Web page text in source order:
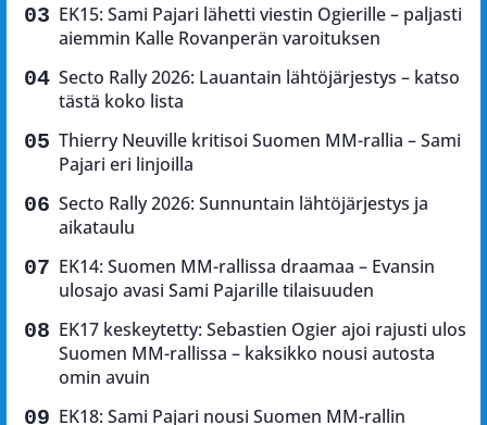
EK15: Sami Pajari lähetti viestin Ogierille – paljasti
aiemmin Kalle Rovanperän varoituksen
Secto Rally 2026: Lauantain lähtöjärjestys – katso
tästä koko lista
Thierry Neuville kritisoi Suomen MM-rallia – Sami
Pajari eri linjoilla
Secto Rally 2026: Sunnuntain lähtöjärjestys ja
aikataulu
EK14: Suomen MM-rallissa draamaa – Evansin
ulosajo avasi Sami Pajarille tilaisuuden
EK17 keskeytetty: Sebastien Ogier ajoi rajusti ulos
Suomen MM-rallissa – kaksikko nousi autosta
omin avuin
EK18: Sami Pajari nousi Suomen MM-rallin